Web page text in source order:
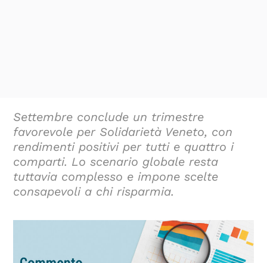
Settembre conclude un trimestre
favorevole per Solidarietà Veneto, con
rendimenti positivi per tutti e quattro i
comparti. Lo scenario globale resta
tuttavia complesso e impone scelte
consapevoli a chi risparmia.